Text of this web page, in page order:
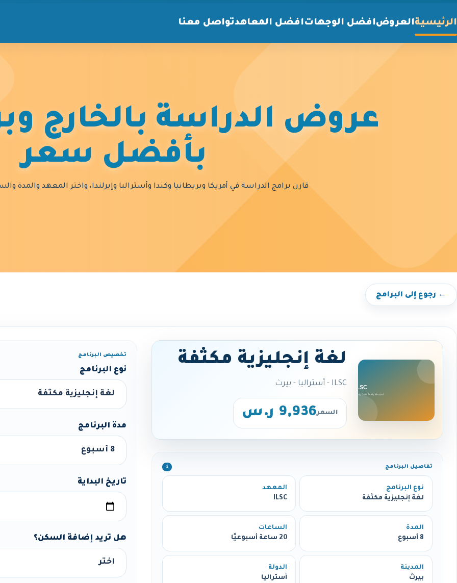
الرئيسيةالعروضافضل الوجهاتافضل المعاهدتواصل معنا
عروض الدراسة بالخارج
بأفضل سعر
قارن برامج الدراسة في أمريكا وبريطانيا وكندا وأستراليا وإيرلندا، واختر المعهد والمدة
← رجوع إلى البرامج
لغة إنجليزية مكثفة
ILSC - أستراليا - بيرث
السعر9,936 ر.س
تفاصيل البرنامج ℹ️
نوع البرنامج
لغة إنجليزية مكثفة
المعهد
ILSC
المدة
8 أسبوع
الساعات
20 ساعة أسبوعيًا
المدينة
بيرث
الدولة
أستراليا
تخصيص البرنامج
نوع البرنامج
مدة البرنامج
تاريخ البداية
هل تريد إضافة السكن؟